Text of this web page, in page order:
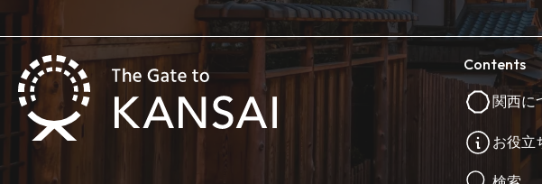
Contents
関西に
お役立